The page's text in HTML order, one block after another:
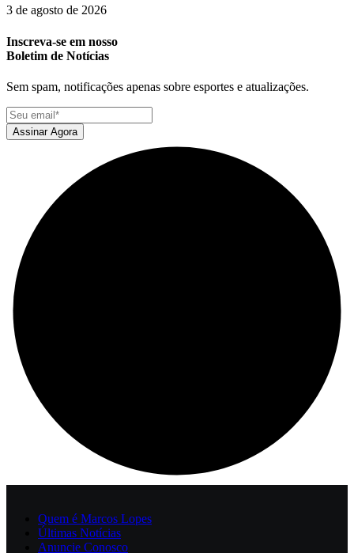
3 de agosto de 2026
Inscreva-se em nosso
Boletim de Notícias
Sem spam, notificações apenas sobre esportes e atualizações.
Assinar Agora
Quem é Marcos Lopes
Últimas Notícias
Anuncie Conosco